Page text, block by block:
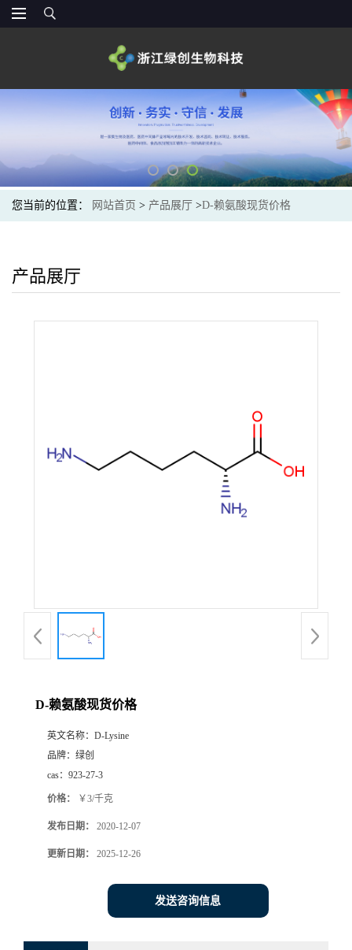
您当前的位置： 网站首页 > 产品展厅 >D-赖氨酸现货价格
产品展厅
D-赖氨酸现货价格
英文名称： D-Lysine
品牌： 绿创
cas： 923-27-3
价格： ￥3/千克
发布日期： 2020-12-07
更新日期： 2025-12-26
发送咨询信息